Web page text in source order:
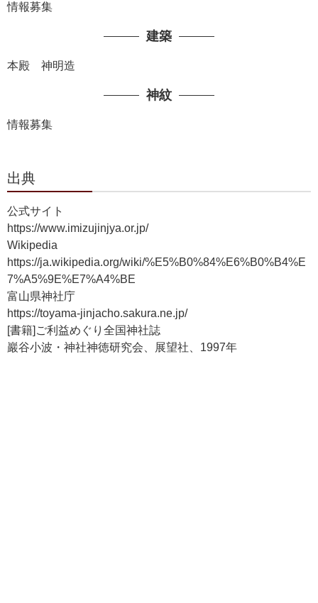
情報募集
建築
本殿 神明造
神紋
情報募集
出典
公式サイト
https://www.imizujinjya.or.jp/
Wikipedia
https://ja.wikipedia.org/wiki/%E5%B0%84%E6%B0%B4%E
7%A5%9E%E7%A4%BE
富山県神社庁
https://toyama-jinjacho.sakura.ne.jp/
[書籍]ご利益めぐり全国神社誌
巖谷小波・神社神徳研究会、展望社、1997年